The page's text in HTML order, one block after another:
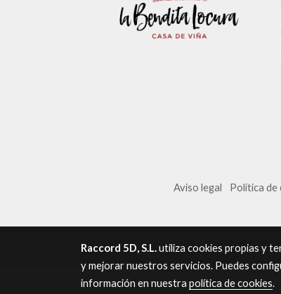
Aviso legal Política de
Raccord 5D, S.L.utiliza cookies propias y
y mejorar nuestros servicios. Puedes
información en nuestra política de cookies.